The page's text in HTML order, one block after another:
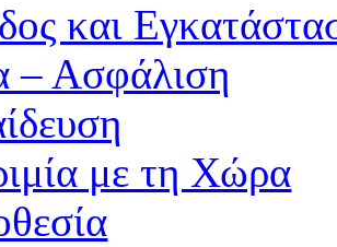
και
– Ασφάλιση
με τη Χώρα